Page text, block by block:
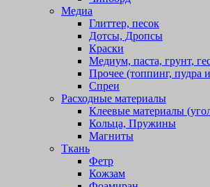
Медиа
Глиттер, песок
Дотсы, Дропсы
Краски
Медиум, паста, грунт,
Прочее (топпинг, пудра
Спреи
Расходные материалы
Клеевые материалы
Кольца, Пружины
Магниты
Ткань
Фетр
Кожзам